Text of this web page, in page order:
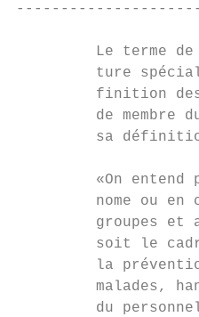
Le terme
ture
finition
de membre
sa
«On entend
nome ou en
groupes et
soit le
la
malades,
du